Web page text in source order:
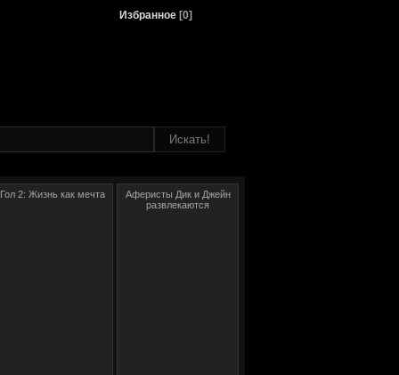
Гол 2: Жизнь как мечта
Аферисты Дик и Джейн
развлекаются
Избранное [0]